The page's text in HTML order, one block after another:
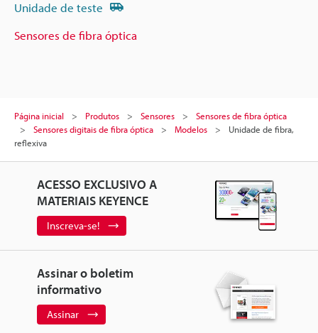
Unidade de teste
Sensores de fibra óptica
Página inicial Produtos Sensores
Sensores de fibra óptica
Sensores digitais de fibra óptica
Modelos
Unidade de fibra,
reflexiva
ACESSO EXCLUSIVO A
MATERIAIS KEYENCE
Inscreva-se!
Assinar o boletim
informativo
Assinar